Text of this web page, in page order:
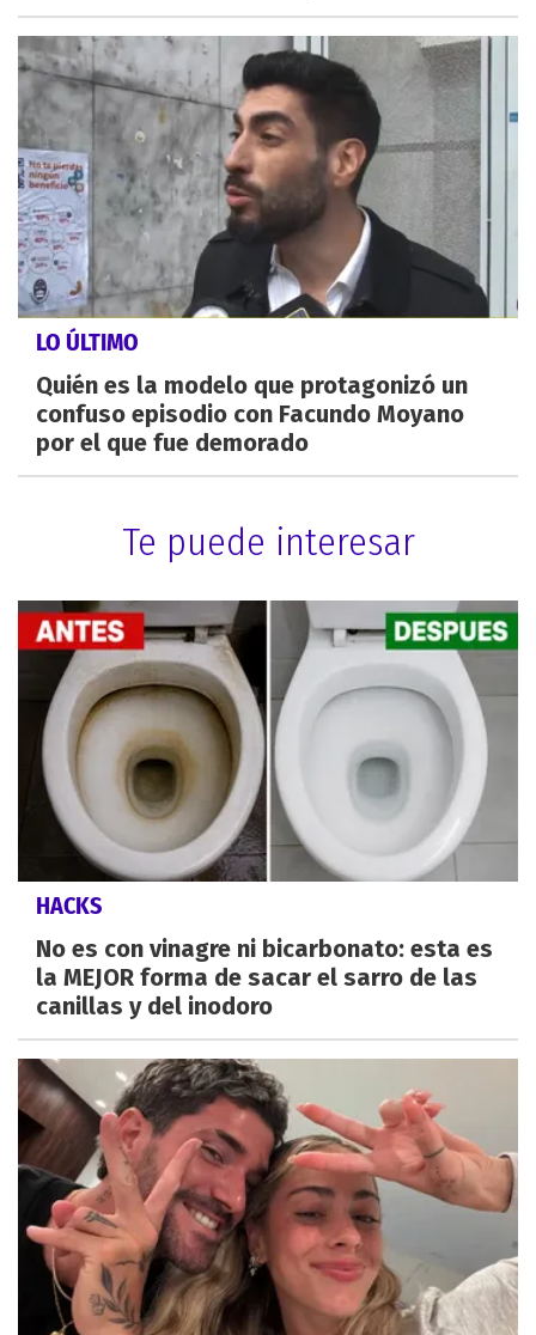
LO ÚLTIMO
Quién es la modelo que protagonizó un
confuso episodio con Facundo Moyano
por el que fue demorado
Te puede interesar
HACKS
No es con vinagre ni bicarbonato: esta es
la MEJOR forma de sacar el sarro de las
canillas y del inodoro